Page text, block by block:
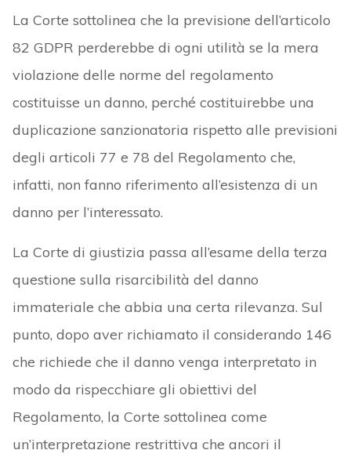
La Corte sottolinea che la previsione dell’articolo
82 GDPR perderebbe di ogni utilità se la mera
violazione delle norme del regolamento
costituisse un danno, perché costituirebbe una
duplicazione sanzionatoria rispetto alle previsioni
degli articoli 77 e 78 del Regolamento che,
infatti, non fanno riferimento all’esistenza di un
danno per l’interessato.
La Corte di giustizia passa all’esame della terza
questione sulla risarcibilità del danno
immateriale che abbia una certa rilevanza. Sul
punto, dopo aver richiamato il considerando 146
che richiede che il danno venga interpretato in
modo da rispecchiare gli obiettivi del
Regolamento, la Corte sottolinea come
un’interpretazione restrittiva che ancori il